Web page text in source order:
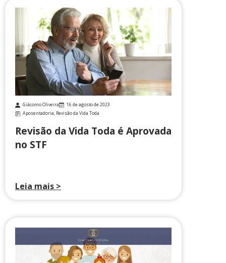
Giácomo Oliveira
16 de agosto de 2023
Aposentadoria, Revisão da Vida Toda
Revisão da Vida Toda é Aprovada
no STF
Leia mais >